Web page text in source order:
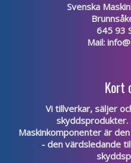
Svenska
645 93
Mail:
Kort
Vi tillverkar, säljer
skyddsprodukter.
Maskinkomponenter är
- den värdsledande